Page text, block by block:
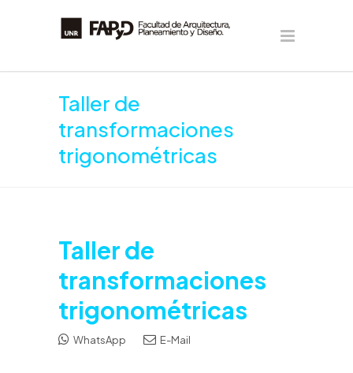
Taller de
transformaciones
trigonométricas
Taller de
transformaciones
trigonométricas
WhatsApp E-Mail